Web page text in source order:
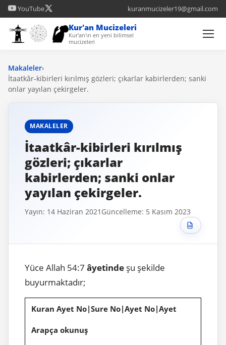
YouTube kuranmucizeler19@gmail.com
Kur'an Mucizeleri
Kur'an'ın en yeni bilimsel
mucizeleri
Makaleler›
İtaatkâr-kibirleri kırılmış gözleri; çıkarlar kabirlerden; sanki
onlar yayılan çekirgeler.
MAKALELER
İtaatkâr-kibirleri kırılmış
gözleri; çıkarlar
kabirlerden; sanki onlar
yayılan çekirgeler.
Yayın: 14 Haziran 2021 Güncelleme: 5 Kasım 2023
Yüce Allah 54:7 âyetinde şu şekilde
buyurmaktadır;
Kuran Ayet No|Sure No|Ayet No|Ayet
Arapça okunuş